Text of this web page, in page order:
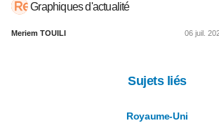
Graphiques d'actualité
Meriem TOUILI 06 juil.
Sujets liés
Royaume-Uni